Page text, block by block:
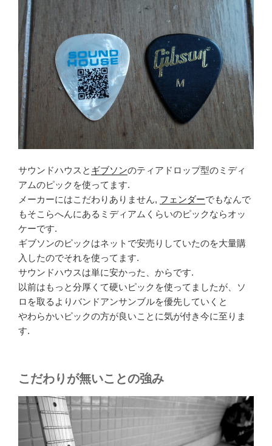
サウンドハウスと ギブソンのティアドロップ型のミディ
アムのピックを使ってます.
メーカーにはこだわりありません, フェンダーでもなんで
もそこらへんにあるミディアムくらいのピックならオッ
ケーです.
ギブソンのピックはネットで安売りしていたのを大量購
入したのでそれを使ってます.
サウンドハウスは単に安かった、からです.
以前はもっと分厚くて硬いピックを使ってましたが、ソ
ロを取るよりバンドアンサンブルを優先していくと
やわらかいピックの方が良いことに気が付き今に至りま
す.
こだわりが無いことの強み